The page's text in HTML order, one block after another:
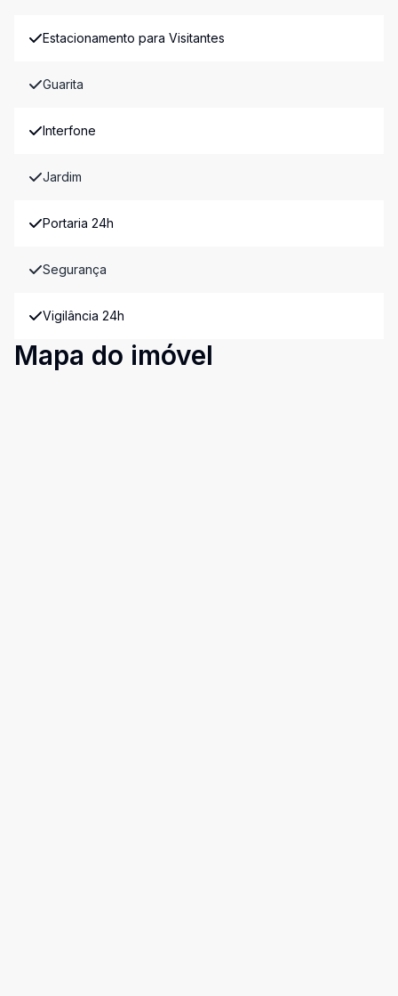
Estacionamento para Visitantes
Guarita
Interfone
Jardim
Portaria 24h
Segurança
Vigilância 24h
Mapa do imóvel